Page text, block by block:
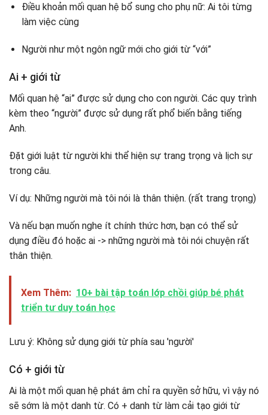
Điều khoản mối quan hệ bổ sung cho phụ nữ: Ai tôi từng
làm việc cùng
Người như một ngôn ngữ mới cho giới từ “với”
Ai + giới từ
Mối quan hệ “ai” được sử dụng cho con người. Các quy trình
kèm theo “người” được sử dụng rất phổ biến bằng tiếng
Anh.
Đặt giới luật từ người khi thể hiện sự trang trọng và lịch sự
trong câu.
Ví dụ: Những người mà tôi nói là thân thiện. (rất trang trọng)
Và nếu bạn muốn nghe ít chính thức hơn, bạn có thể sử
dụng điều đó hoặc ai -> những người mà tôi nói chuyện rất
thân thiện.
Xem Thêm: 10+ bài tập toán lớp chồi giúp bé phát
triển tư duy toán học
Lưu ý: Không sử dụng giới từ phía sau 'người'
Có + giới từ
Ai là một mối quan hệ phát âm chỉ ra quyền sở hữu, vì vậy nó
sẽ sớm là một danh từ. Có + danh từ làm cải tạo giới từ